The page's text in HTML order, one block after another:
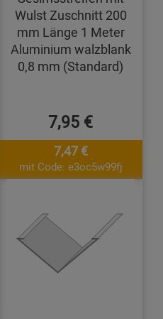
Wulst Zuschnitt 200
mm Länge 1 Meter
Aluminium walzblank
0,8 mm (Standard)
7,95 €
7,47 €
mit Code: e3oc5w99fj